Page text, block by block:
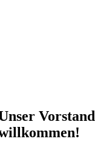
Vorstand